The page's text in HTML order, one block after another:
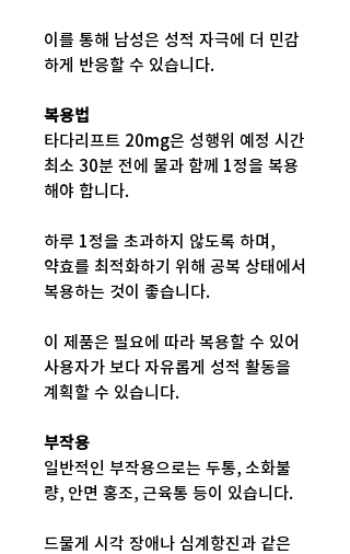
이를 통해 남성은 성적 자극에 더 민감
하게 반응할 수 있습니다.
복용법
타다리프트 20mg은 성행위 예정 시간
최소 30분 전에 물과 함께 1정을 복용
해야 합니다.
하루 1정을 초과하지 않도록 하며,
약효를 최적화하기 위해 공복 상태에서
복용하는 것이 좋습니다.
이 제품은 필요에 따라 복용할 수 있어
사용자가 보다 자유롭게 성적 활동을
계획할 수 있습니다.
부작용
일반적인 부작용으로는 두통, 소화불
량, 안면 홍조, 근육통 등이 있습니다.
드물게 시각 장애나 심계항진과 같은